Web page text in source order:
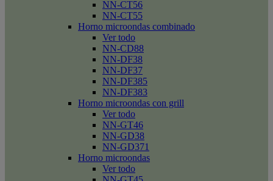
NN-CT56
NN-CT55
Horno microondas combinado
Ver todo
NN-CD88
NN-DF38
NN-DF37
NN-DF385
NN-DF383
Horno microondas con grill
Ver todo
NN-GT46
NN-GD38
NN-GD371
Horno microondas
Ver todo